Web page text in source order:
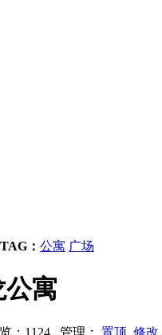
TAG： 公寓 广场
公寓
：1124 管理： 置顶 修改